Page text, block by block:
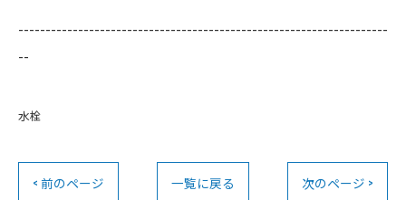
--------------------------------------------------------------------
--
水栓
< 前のページ 一覧に戻る 次のページ >